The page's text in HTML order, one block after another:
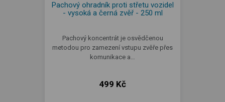
Pachový ohradník proti střetu vozidel
- vysoká a černá zvěř - 250 ml
Pachový koncen­trát je osvědčenou
metodou pro zamezení vstupu zvěře přes
komunikace a…
499 Kč